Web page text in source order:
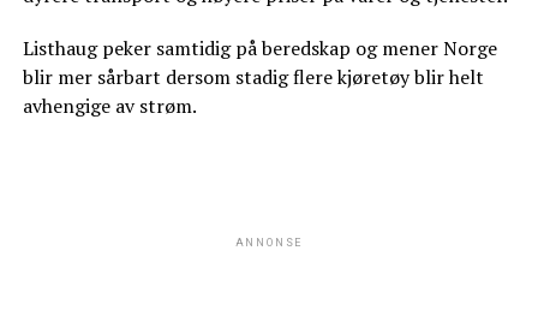
Listhaug peker samtidig på beredskap og mener Norge
blir mer sårbart dersom stadig flere kjøretøy blir helt
avhengige av strøm.
ANNONSE